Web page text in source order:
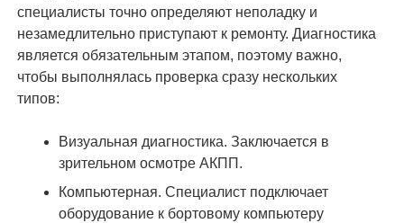
специалисты точно определяют неполадку и
незамедлительно приступают к ремонту. Диагностика
является обязательным этапом, поэтому важно,
чтобы выполнялась проверка сразу нескольких
типов:
Визуальная диагностика. Заключается в
зрительном осмотре АКПП.
Компьютерная. Специалист подключает
оборудование к бортовому компьютеру